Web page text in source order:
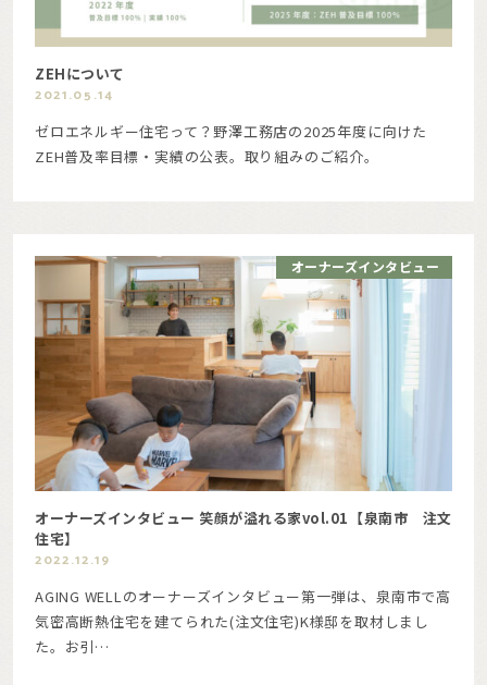
ZEHについて
2021.05.14
ゼロエネルギー住宅って？野澤工務店の2025年度に向けた
ZEH普及率目標・実績の公表。取り組みのご紹介。
オーナーズインタビュー
オーナーズインタビュー 笑顔が溢れる家vol.01【泉南市 注文
住宅】
2022.12.19
AGING WELLのオーナーズインタビュー第一弾は、泉南市で高
気密高断熱住宅を建てられた(注文住宅)K様邸を取材しまし
た。お引…